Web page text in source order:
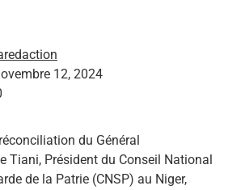
12, 2024
du Général
Tiani, Président du Conseil National
de la Patrie (CNSP) au Niger,